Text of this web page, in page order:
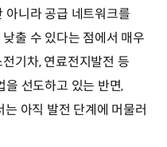
아니라 공급 네트워크를
출 수 있다는 점에서 매우
기차, 연료전지발전 등
을 선도하고 있는 반면,
아직 발전 단계에 머물러